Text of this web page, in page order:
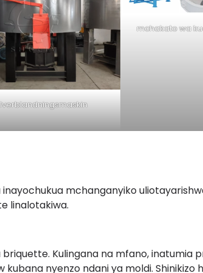
mchakato wa
mchanganyiko
linalotakiwa.
Kulingana na mfano, inatumia
nyenzo ndani ya moldi. Shinikizo